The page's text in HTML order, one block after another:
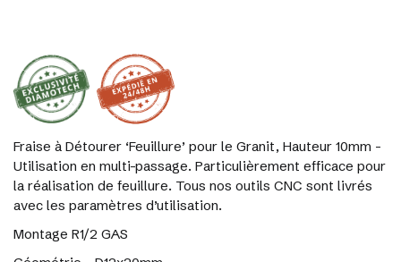
Fraise à Détourer ‘Feuillure’ pour le Granit, Hauteur 10mm -
Utilisation en multi-passage. Particulièrement efficace pour
la réalisation de feuillure. Tous nos outils CNC sont livrés
avec les paramètres d’utilisation.
Montage R1/2 GAS